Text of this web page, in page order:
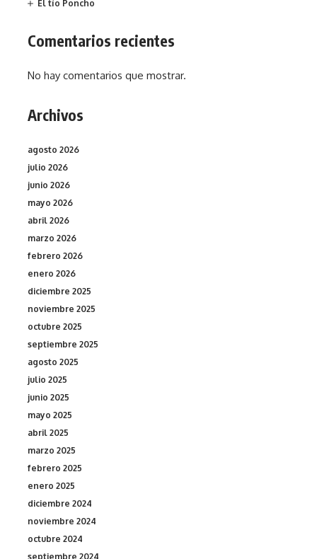
El tío Poncho
Comentarios recientes
No hay comentarios que mostrar.
Archivos
agosto 2026
julio 2026
junio 2026
mayo 2026
abril 2026
marzo 2026
febrero 2026
enero 2026
diciembre 2025
noviembre 2025
octubre 2025
septiembre 2025
agosto 2025
julio 2025
junio 2025
mayo 2025
abril 2025
marzo 2025
febrero 2025
enero 2025
diciembre 2024
noviembre 2024
octubre 2024
septiembre 2024